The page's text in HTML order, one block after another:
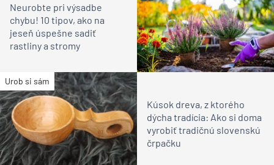
Neurobte pri výsadbe
chybu! 10 tipov, ako na
jeseň úspešne sadiť
rastliny a stromy
Urob si sám
Kúsok dreva, z ktorého
dýcha tradícia: Ako si doma
vyrobiť tradičnú slovenskú
črpačku